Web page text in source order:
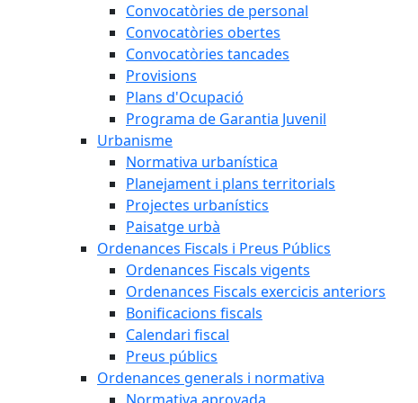
Convocatòries de personal
Convocatòries obertes
Convocatòries tancades
Provisions
Plans d'Ocupació
Programa de Garantia Juvenil
Urbanisme
Normativa urbanística
Planejament i plans territorials
Projectes urbanístics
Paisatge urbà
Ordenances Fiscals i Preus Públics
Ordenances Fiscals vigents
Ordenances Fiscals exercicis anteriors
Bonificacions fiscals
Calendari fiscal
Preus públics
Ordenances generals i normativa